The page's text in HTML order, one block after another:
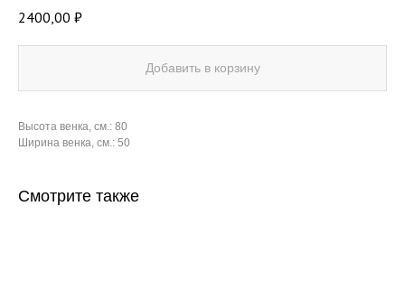
2400,00 ₽
Добавить в корзину
Высота венка, см.: 80
Ширина венка, см.: 50
Смотрите также